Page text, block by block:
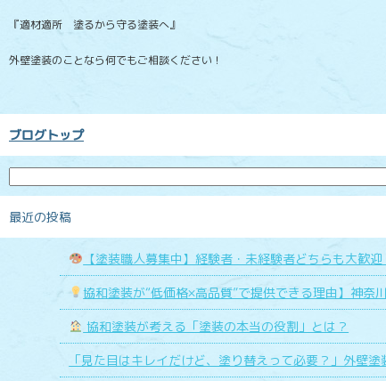
『適材適所 塗るから守る塗装へ』
外壁塗装のことなら何でもご相談ください！
ブログトップ
最近の投稿
【塗装職人募集中】経験者・未経験者どちらも大歓迎
協和塗装が“低価格×高品質”で提供できる理由】神奈
協和塗装が考える「塗装の本当の役割」とは？
「見た目はキレイだけど、塗り替えって必要？」外壁